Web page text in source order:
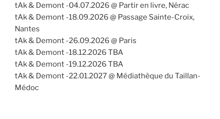
tAk & Demont -04.07.2026 @ Partir en livre, Nérac
tAk & Demont -18.09.2026 @ Passage Sainte-Croix,
Nantes
tAk & Demont -26.09.2026 @ Paris
tAk & Demont -18.12.2026 TBA
tAk & Demont -19.12.2026 TBA
tAk & Demont -22.01.2027 @ Médiathèque du Taillan-
Médoc